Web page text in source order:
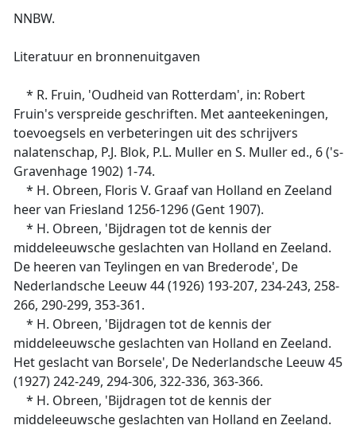
NNBW.
Literatuur en bronnenuitgaven
* R. Fruin, 'Oudheid van Rotterdam', in: Robert
Fruin's verspreide geschriften. Met aanteekeningen,
toevoegsels en verbeteringen uit des schrijvers
nalatenschap, P.J. Blok, P.L. Muller en S. Muller ed., 6 ('s-
Gravenhage 1902) 1-74.
* H. Obreen, Floris V. Graaf van Holland en Zeeland
heer van Friesland 1256-1296 (Gent 1907).
* H. Obreen, 'Bijdragen tot de kennis der
middeleeuwsche geslachten van Holland en Zeeland.
De heeren van Teylingen en van Brederode', De
Nederlandsche Leeuw 44 (1926) 193-207, 234-243, 258-
266, 290-299, 353-361.
* H. Obreen, 'Bijdragen tot de kennis der
middeleeuwsche geslachten van Holland en Zeeland.
Het geslacht van Borsele', De Nederlandsche Leeuw 45
(1927) 242-249, 294-306, 322-336, 363-366.
* H. Obreen, 'Bijdragen tot de kennis der
middeleeuwsche geslachten van Holland en Zeeland.